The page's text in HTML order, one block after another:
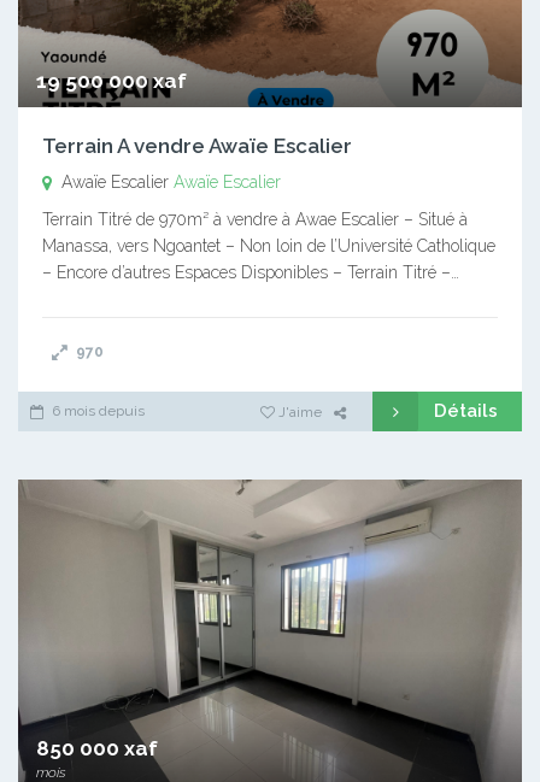
19 500 000 xaf
Terrain A vendre Awaïe Escalier
Awaïe Escalier Awaïe Escalier
Terrain Titré de 970m² à vendre à Awae Escalier – Situé à
Manassa, vers Ngoantet – Non loin de l’Université Catholique
– Encore d’autres Espaces Disponibles – Terrain Titré –…
970
6 mois depuis J'aime Détails
850 000 xaf
mois